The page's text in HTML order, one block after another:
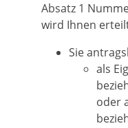
Absatz 1
wird Ihnen
Sie
als
oder